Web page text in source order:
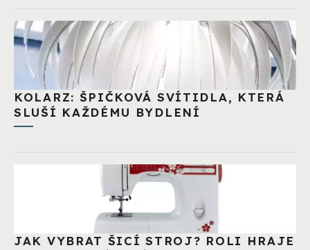
KOLARZ: ŠPIČKOVÁ SVÍTIDLA, KTERÁ
SLUŠÍ KAŽDÉMU BYDLENÍ
JAK VYBRAT ŠICÍ STROJ? ROLI HRAJE